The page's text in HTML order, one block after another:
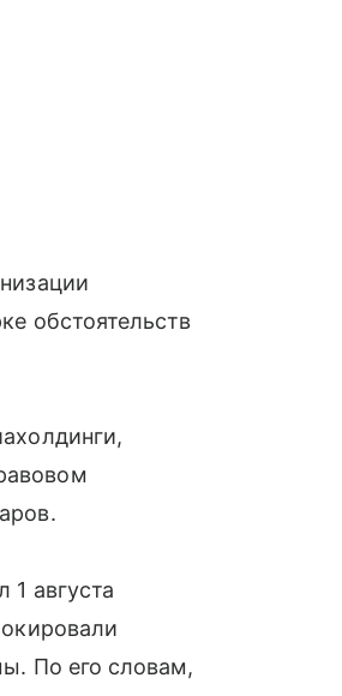
обстоятельств
августа
По его словам,